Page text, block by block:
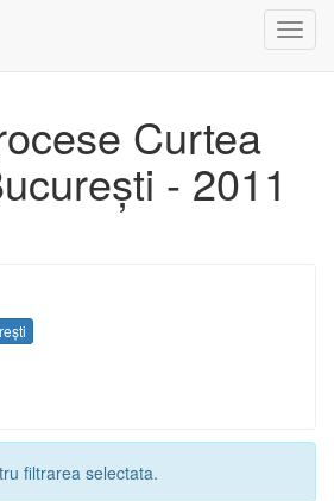
Curtea
- 2011
filtrarea selectata.